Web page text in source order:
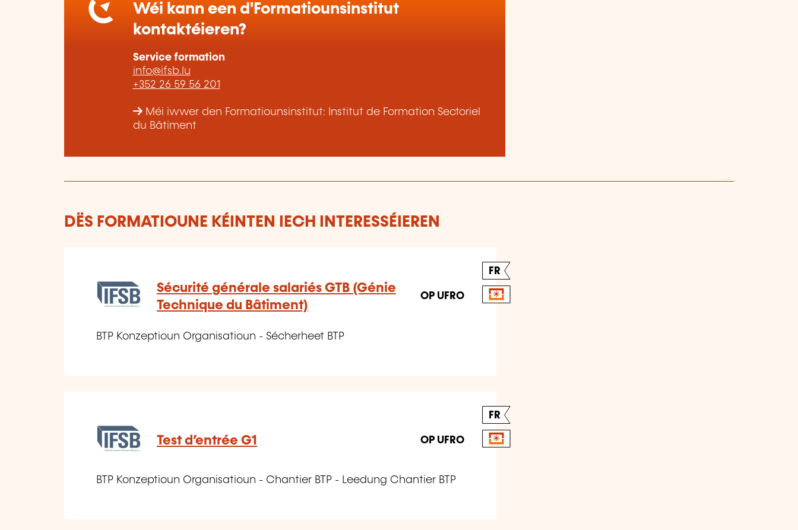
Wéi kann een d'Formatiounsinstitut
kontaktéieren?
Service formation
info@ifsb.lu
+352 26 59 56 201
Méi iwwer den Formatiounsinstitut: Institut de Formation Sectoriel
du Bâtiment
DËS FORMATIOUNE KÉINTEN IECH INTERESSÉIEREN
FR
Sécurité générale salariés GTB (Génie
Technique du Bâtiment)
OP UFRO
BTP Konzeptioun Organisatioun - Sécherheet BTP
FR
Test d’entrée G1 OP UFRO
BTP Konzeptioun Organisatioun - Chantier BTP - Leedung Chantier BTP